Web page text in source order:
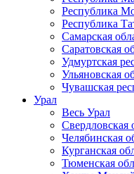
Республика
Республика
Самарская
Саратовская
Удмуртская
Ульяновская
Чувашская
Урал
Весь Урал
Свердловская
Челябинская
Курганская
Тюменская